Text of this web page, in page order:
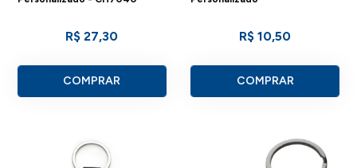
R$ 27,30
COMPRAR
R$ 10,50
COMPRAR